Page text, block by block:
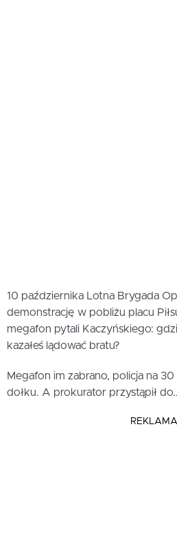
10 października Lotna Brygada
demonstrację w pobliżu placu
megafon pytali Kaczyńskiego:
kazałeś lądować bratu?
Megafon im zabrano, policja na
dołku. A prokurator przystąpił
REKLAMA